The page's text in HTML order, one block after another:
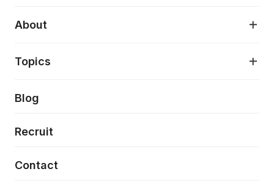
AI駆動開発支援
モダナイゼーション
特徴量エンジニアリングと生成AI
デザインシステム構築支援
フロントエンド開発
About
About
当社が目指しているもの
Topics
Press release
News
Event/Seminer
Blog
Recruit
Contact